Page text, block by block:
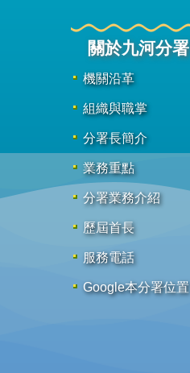
關於九河分署
機關沿革
組織與職掌
分署長簡介
業務重點
分署業務介紹
歷屆首長
服務電話
Google本分署位置